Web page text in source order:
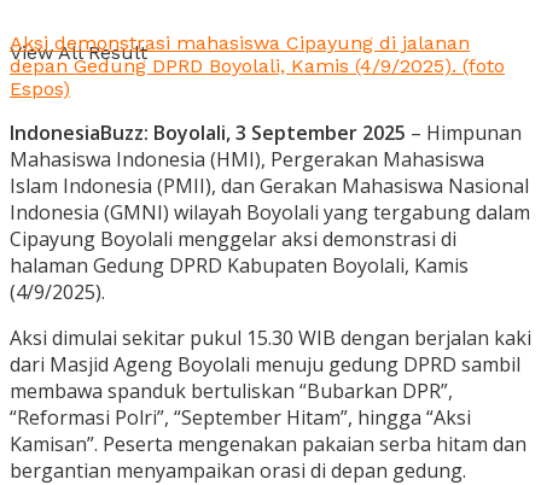
View All Result
Aksi demonstrasi mahasiswa Cipayung di jalanan
depan Gedung DPRD Boyolali, Kamis (4/9/2025). (foto
Espos)
IndonesiaBuzz: Boyolali, 3 September 2025 – Himpunan
Mahasiswa Indonesia (HMI), Pergerakan Mahasiswa
Islam Indonesia (PMII), dan Gerakan Mahasiswa Nasional
Indonesia (GMNI) wilayah Boyolali yang tergabung dalam
Cipayung Boyolali menggelar aksi demonstrasi di
halaman Gedung DPRD Kabupaten Boyolali, Kamis
(4/9/2025).
Aksi dimulai sekitar pukul 15.30 WIB dengan berjalan kaki
dari Masjid Ageng Boyolali menuju gedung DPRD sambil
membawa spanduk bertuliskan “Bubarkan DPR”,
“Reformasi Polri”, “September Hitam”, hingga “Aksi
Kamisan”. Peserta mengenakan pakaian serba hitam dan
bergantian menyampaikan orasi di depan gedung.